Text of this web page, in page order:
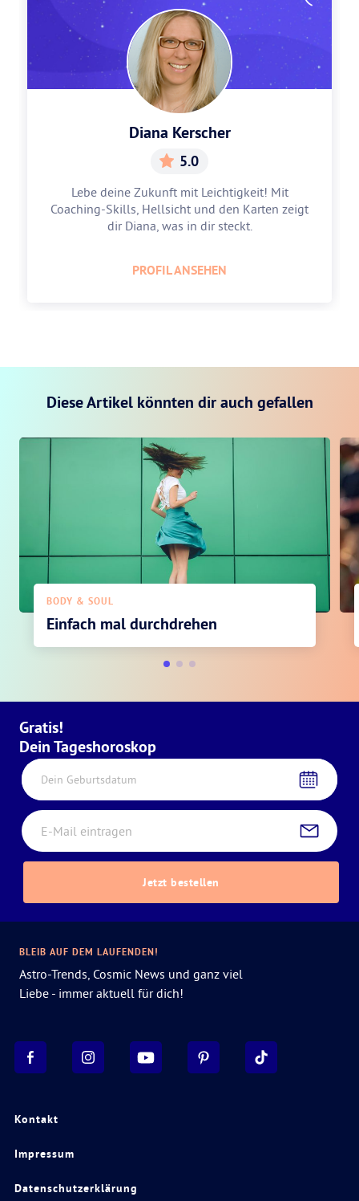
Diana Kerscher
5.0
Lebe deine Zukunft mit Leichtigkeit! Mit
Coaching-Skills, Hellsicht und den Karten zeigt
dir Diana, was in dir steckt.
PROFIL ANSEHEN
Diese Artikel könnten dir auch gefallen
BODY & SOUL
Einfach mal durchdrehen
Gratis!
Dein Tageshoroskop
Dein Geburtsdatum
Jetzt bestellen
Kontakt
Impressum
Datenschutzerklärung
BLEIB AUF DEM LAUFENDEN!
Astro-Trends, Cosmic News und ganz viel
Liebe - immer aktuell für dich!